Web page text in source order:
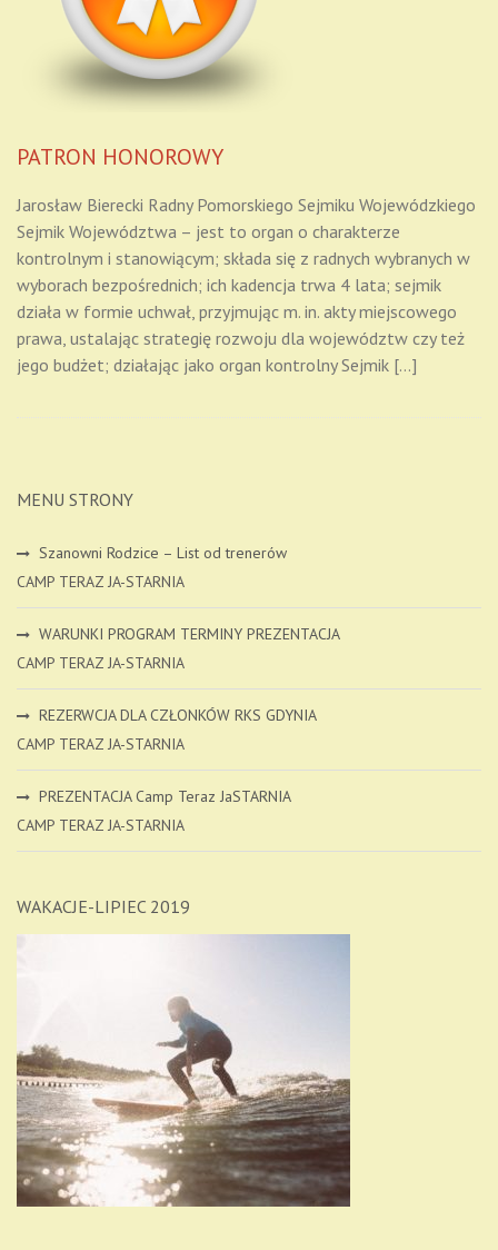
PATRON HONOROWY
Jarosław Bierecki Radny Pomorskiego Sejmiku Wojewódzkiego
Sejmik Województwa – jest to organ o charakterze
kontrolnym i stanowiącym; składa się z radnych wybranych w
wyborach bezpośrednich; ich kadencja trwa 4 lata; sejmik
działa w formie uchwał, przyjmując m. in. akty miejscowego
prawa, ustalając strategię rozwoju dla województw czy też
jego budżet; działając jako organ kontrolny Sejmik […]
MENU STRONY
Szanowni Rodzice – List od trenerów
CAMP TERAZ JA-STARNIA
WARUNKI PROGRAM TERMINY PREZENTACJA
CAMP TERAZ JA-STARNIA
REZERWCJA DLA CZŁONKÓW RKS GDYNIA
CAMP TERAZ JA-STARNIA
PREZENTACJA Camp Teraz JaSTARNIA
CAMP TERAZ JA-STARNIA
WAKACJE-LIPIEC 2019